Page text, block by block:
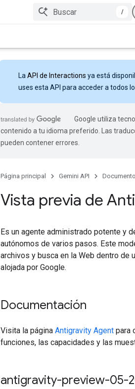
/
La API de Interactions ya está
uses esta API para acceder a todos
Google utiliza
contenido a tu idioma preferido. Las
pueden contener errores.
Página principal Gemini API
Vista previa de
Es un agente administrado potente y
autónomos de varios pasos. Este
archivos y busca en la Web dentro de
alojada por Google.
Documentación
Visita la página Antigravity Agent para
funciones, las capacidades y las
antigravity-preview-05-